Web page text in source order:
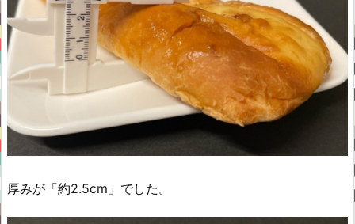
厚みが「約2.5cm」でした。